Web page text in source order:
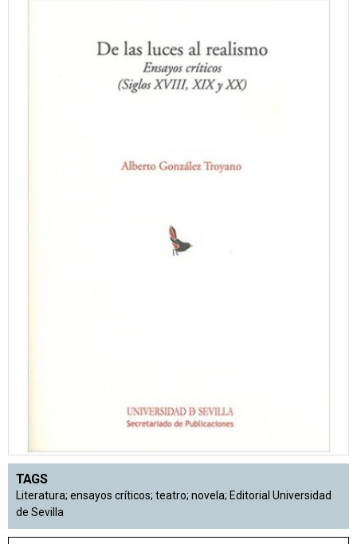
TAGS
Literatura; ensayos críticos; teatro; novela; Editorial Universidad
de Sevilla